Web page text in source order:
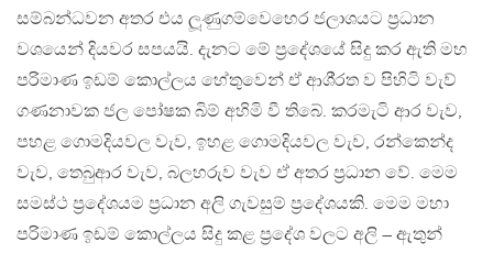
සම්බන්ධවන අතර එය ලූණුගම්වෙහෙර ජලාශයට ප‍්‍රධාන
වශයෙන් දියවර සපයයි. දැනට මේ ප‍්‍රදේශයේ සිදු කර ඇති මහ
පරිමාණ ඉඩම් කොල්ලය හේතුවෙන් ඒ ආශි‍්‍රත ව පිහිටි වැව්
ගණනාවක ජල පෝෂක බිම් අහිමි වී තිබේ. කරමැටි ආර වැව,
පහළ ගොමදියවල වැව, ඉහළ ගොමදියවල වැව, රන්කෙන්ද
වැව, තෙබුආර වැව, බලහරුව වැව ඒ අතර ප‍්‍රධාන වේ. මෙම
සමස්ථ ප‍්‍රදේශයම ප‍්‍රධාන අලි ගැවසුම් ප‍්‍රදේශයකි. මෙම මහා
පරිමාණ ඉඩම් කොල්ලය සිදු කළ ප‍්‍රදේශ වලට අලි – ඇතුන්